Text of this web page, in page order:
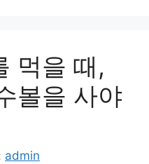
먹을 때,
볼을 사야
admin